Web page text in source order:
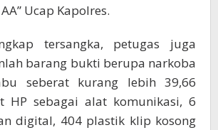
Ucap Kapolres.
tersangka, petugas juga
barang bukti berupa narkoba
seberat kurang lebih 39,66
HP sebagai alat komunikasi, 6
digital, 404 plastik klip kosong